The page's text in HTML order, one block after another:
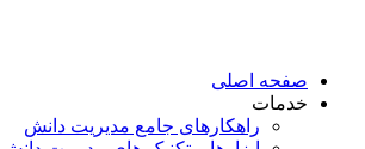
صفحه اصلی
خدمات
راهکارهای جامع مدیریت دانش